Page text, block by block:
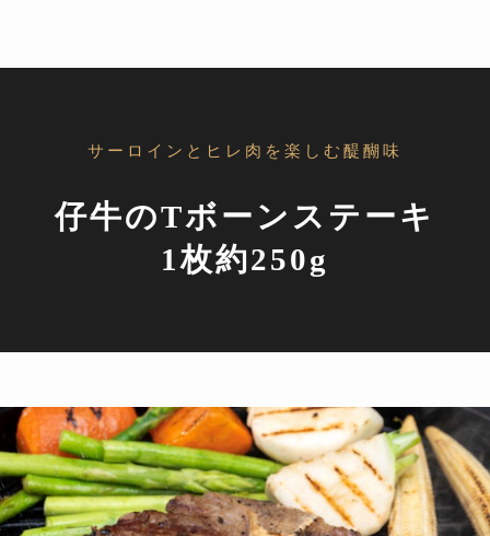
サーロインとヒレ肉を楽しむ醍醐味
仔牛のTボーンステーキ
1枚約250g